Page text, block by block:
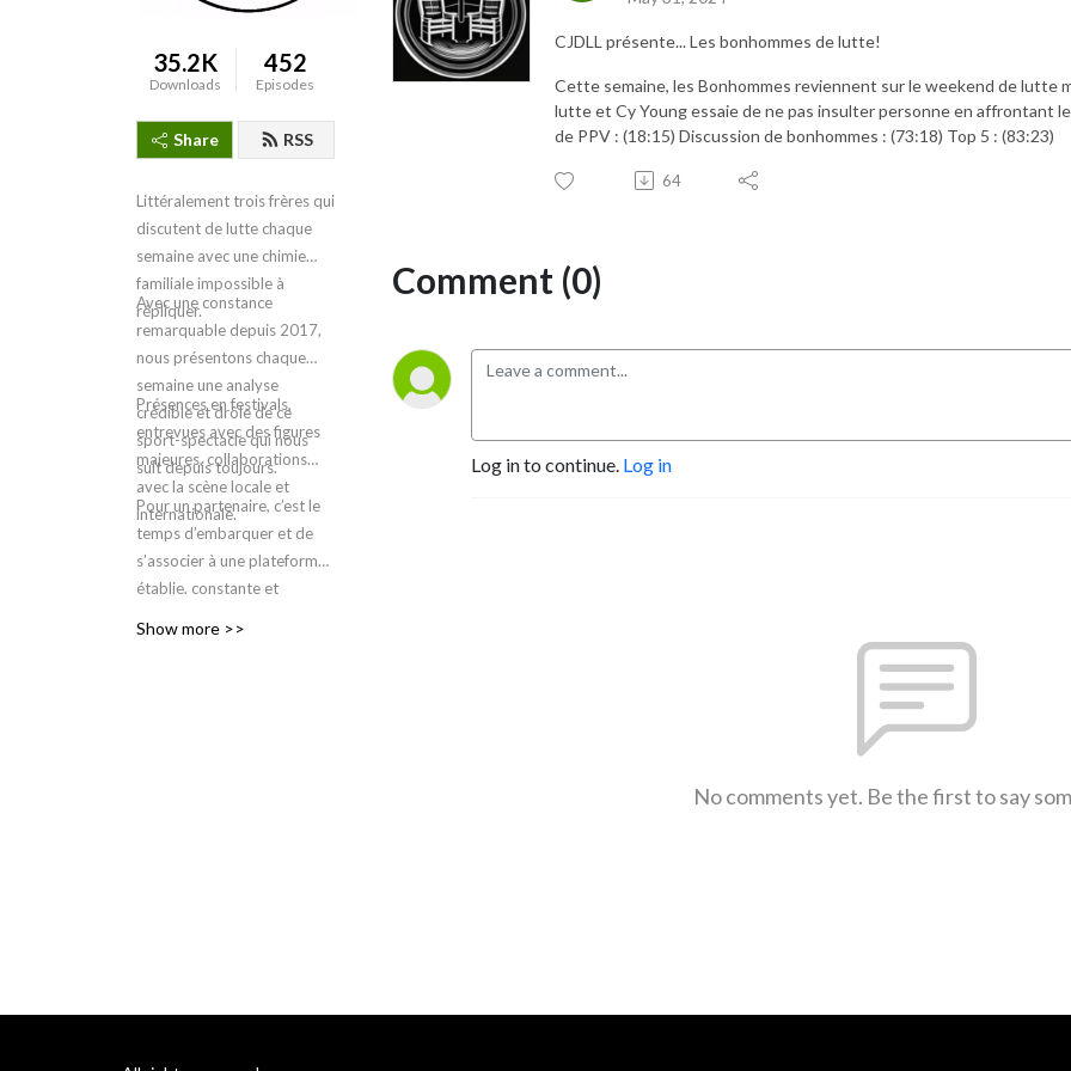
35.2K
Downloads
452
Episodes
Share RSS
Littéralement trois frères qui
discutent de lutte chaque
semaine avec une chimie
familiale impossible à
répliquer.
Avec une constance
remarquable depuis 2017,
nous présentons chaque
semaine une analyse
crédible et drôle de ce
sport-spectacle qui nous
suit depuis toujours.
Présences en festivals,
entrevues avec des figures
majeures, collaborations
avec la scène locale et
internationale.
Pour un partenaire, c’est le
temps d’embarquer et de
s’associer à une plateforme
établie, constante et
Show more >>
CJDLL présente... Les bonhommes de lutte!
Cette semaine, les Bonhommes reviennent sur le weekend de lutte
lutte et Cy Young essaie de ne pas insulter personne en affrontant
de PPV : (18:15) Discussion de bonhommes : (73:18) Top 5 : (83:23)
64
Comment (0)
Log in to continue. Log in
No comments yet. Be the first to say